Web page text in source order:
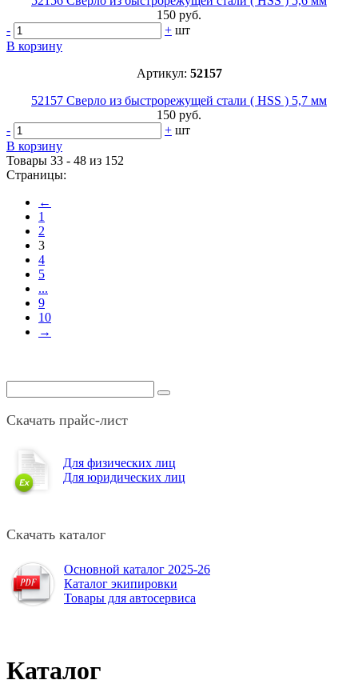
150 руб.
-
+ шт
В корзину
Артикул: 52157
52157 Сверло из быстрорежущей стали ( HSS ) 5,7 мм
150 руб.
-
+ шт
В корзину
Товары 33 - 48 из 152
Страницы:
←
1
2
3
4
5
...
9
10
→
Скачать прайс-лист
Для физических лиц
Для юридических лиц
Скачать каталог
Основной каталог 2025-26
Каталог экипировки
Товары для автосервиса
Каталог